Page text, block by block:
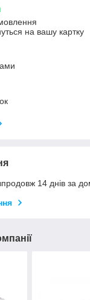
на вашу картку
14 днів за